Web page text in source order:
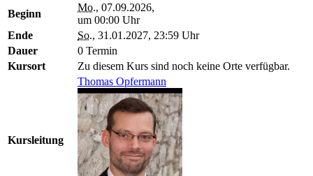
Beginn
Mo., 07.09.2026,
um 00:00 Uhr
Ende
So., 31.01.2027, 23:59 Uhr
Dauer
0 Termin
Kursort
Zu diesem Kurs sind noch keine Orte verfügbar.
Kursleitung
Thomas Opfermann